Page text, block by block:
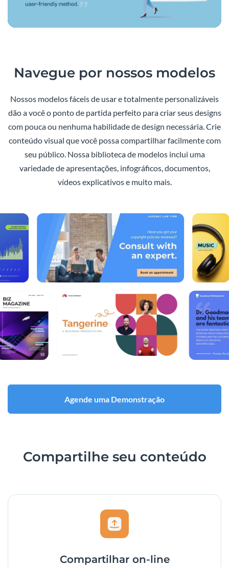
Navegue por nossos modelos
Nossos modelos fáceis de usar e totalmente personalizáveis
dão a você o ponto de partida perfeito para criar seus designs
com pouca ou nenhuma habilidade de design necessária. Crie
conteúdo visual que você possa compartilhar facilmente com
seu público. Nossa biblioteca de modelos inclui uma
variedade de apresentações, infográficos, documentos,
vídeos explicativos e muito mais.
Agende uma Demonstração
Compartilhe seu conteúdo
Compartilhar on-line